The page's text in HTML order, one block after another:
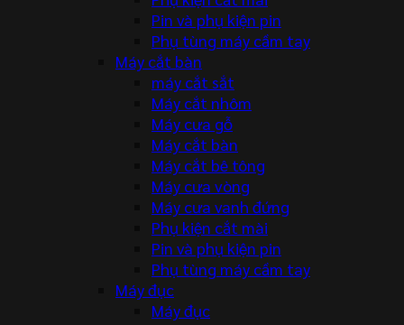
Pin và phụ kiện pin
Phụ tùng máy cầm tay
Máy cắt bàn
máy cắt sắt
Máy cắt nhôm
Máy cưa gỗ
Máy cắt bàn
Máy cắt bê tông
Máy cưa vòng
Máy cưa vanh đứng
Phụ kiện cắt mài
Pin và phụ kiện pin
Phụ tùng máy cầm tay
Máy đục
Máy đục